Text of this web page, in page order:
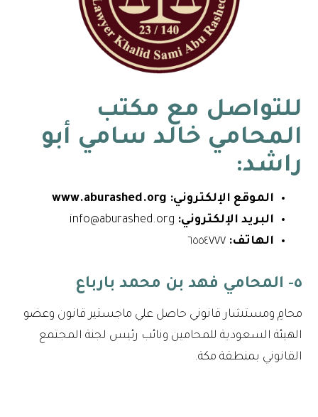
للتواصل مع مكتب
المحامي خالد سامي أبو
راشد:
الموقع الإلكتروني: www.aburashed.org
البريد الإلكتروني:
الهاتف: ٦٥٥٤٧٧٧
٥- المحامي فهد بن محمد بارباع
محامِ ومستشار قانوني حاصل علي ماجستير قانون وعضو
الهيئة السعودية للمحامين ونائب رئيس لجنة المجتمع
القانوني بمنطقة مكة.